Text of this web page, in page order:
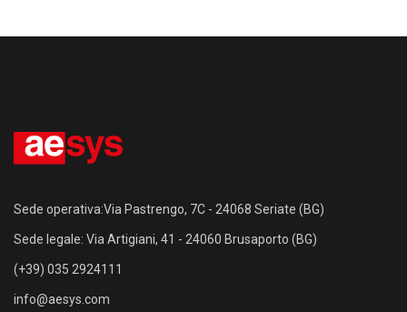
Sede operativa:Via Pastrengo, 7C - 24068 Seriate (BG)
Sede legale: Via Artigiani, 41 - 24060 Brusaporto (BG)
(+39) 035 2924111
info@aesys.com